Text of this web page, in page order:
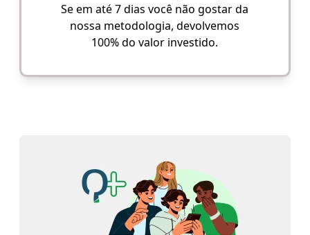
Se em até 7 dias você não gostar da
nossa metodologia, devolvemos
100% do valor investido.